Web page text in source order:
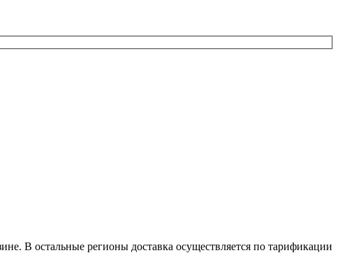
В остальные регионы доставка осуществляется по тарификации